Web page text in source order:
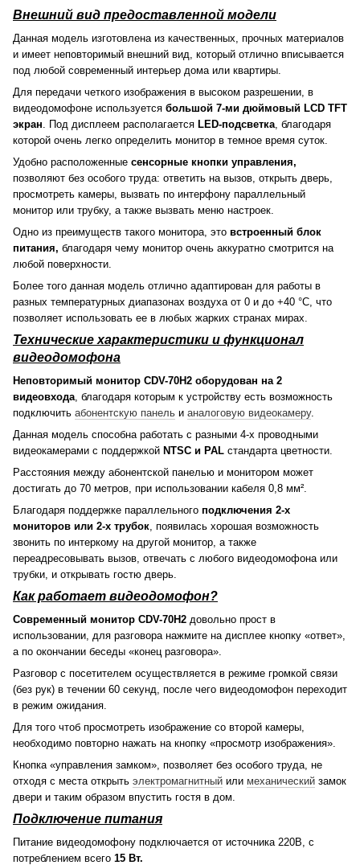
Внешний вид предоставленной модели
Данная модель изготовлена из качественных, прочных материалов
и имеет неповторимый внешний вид, который отлично вписывается
под любой современный интерьер дома или квартиры.
Для передачи четкого изображения в высоком разрешении, в
видеодомофоне используется большой 7-ми дюймовый LCD TFT
экран . Под дисплеем располагается LED-подсветка , благодаря
которой очень легко определить монитор в темное время суток.
Удобно расположенные сенсорные кнопки управления,
позволяют без особого труда: ответить на вызов, открыть дверь,
просмотреть камеры, вызвать по интерфону параллельный
монитор или трубку, а также вызвать меню настроек.
Одно из преимуществ такого монитора, это встроенный блок
питания, благодаря чему монитор очень аккуратно смотрится на
любой поверхности.
Более того данная модель отлично адаптирован для работы в
разных температурных диапазонах воздуха от 0 и до +40 °С, что
позволяет использовать ее в любых жарких странах мирах.
Технические характеристики и функционал
видеодомофона
Неповторимый монитор CDV-70H2 оборудован на 2
видеовхода , благодаря которым к устройству есть возможность
подключить абонентскую панель и аналоговую видеокамеру.
Данная модель способна работать с разными 4-х проводными
видеокамерами с поддержкой NTSC и PAL стандарта цветности.
Расстояния между абонентской панелью и монитором может
достигать до 70 метров, при использовании кабеля 0,8 мм².
Благодаря поддержке параллельного подключения 2-х
мониторов или 2-х трубок , появилась хорошая возможность
звонить по интеркому на другой монитор, а также
переадресовывать вызов, отвечать с любого видеодомофона или
трубки, и открывать гостю дверь.
Как работает видеодомофон?
Современный монитор CDV-70H2 довольно прост в
использовании, для разговора нажмите на дисплее кнопку «ответ»,
а по окончании беседы «конец разговора».
Разговор с посетителем осуществляется в режиме громкой связи
(без рук) в течении 60 секунд, после чего видеодомофон переходит
в режим ожидания.
Для того чтоб просмотреть изображение со второй камеры,
необходимо повторно нажать на кнопку «просмотр изображения».
Кнопка «управления замком», позволяет без особого труда, не
отходя с места открыть электромагнитный или механический замок
двери и таким образом впустить гостя в дом.
Подключение питания
Питание видеодомофону подключается от источника 220В, с
потреблением всего 15 Вт.